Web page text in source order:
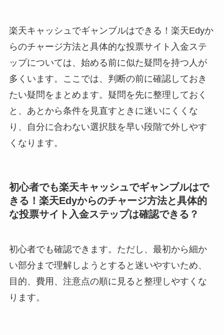
楽天キャッシュでギャンブルはできる！楽天Edyか
らのチャージ方法と具体的な投票サイト入金ステ
ップについては、始める前に似た疑問を持つ人が
多くいます。ここでは、判断の前に確認しておき
たい疑問をまとめます。疑問を先に整理しておく
と、あとから条件を見直すときに迷いにくくな
り、自分に合わない選択肢を早い段階で外しやす
くなります。
初心者でも楽天キャッシュでギャンブルはで
きる！楽天Edyからのチャージ方法と具体的
な投票サイト入金ステップは確認できる？
初心者でも確認できます。ただし、最初から細か
い部分まで理解しようとすると迷いやすいため、
目的、費用、注意点の順に見ると整理しやすくな
ります。